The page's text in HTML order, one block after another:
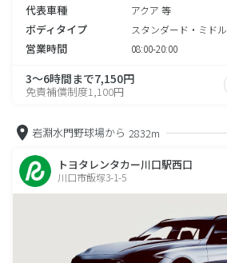
代表車種 アクア 等
ボディタイプ スタンダード・ミドル
営業時間 08:00-20:00
3～6時間まで7,150円
免責補償制度1,100円
岩淵水門野球場から 2832m
トヨタレンタカー川口駅西口
川口市飯塚3-1-5